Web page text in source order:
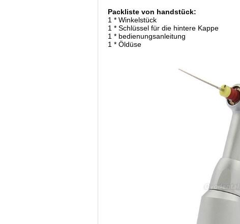
Packliste von handstück:
1 * Winkelstück
1 * Schlüssel für die hintere Kappe
1 * bedienungsanleitung
1 * Öldüse